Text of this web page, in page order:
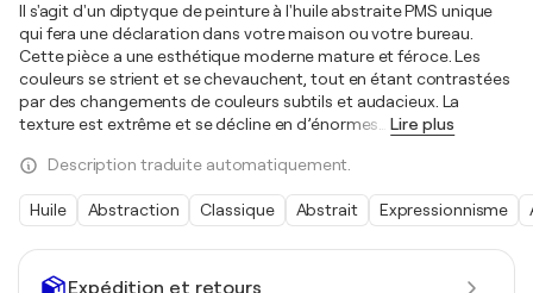
Expédition et retours
Il s'agit d'un diptyque de peinture à l'huile abstraite PMS unique
qui fera une déclaration dans votre maison ou votre bureau.
Cette pièce a une esthétique moderne mature et féroce. Les
couleurs se strient et se chevauchent, tout en étant contrastées
par des changements de couleurs subtils et audacieux. La
texture est extrême et se décline en d’énormes
Lire plus
Description traduite automatiquement.
Huile Abstraction Classique Abstrait Expressionnisme